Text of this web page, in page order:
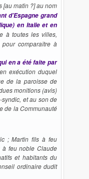
[au matin ?] au nom
d’Espagne grand
en Italie et en
à toutes les villes,
comparaître à
en a été faite par
exécution duquel
de la paroisse de
monitions (avis)
et au son de
de la Communauté
; Martin fils à feu
à feu noble Claude
et habitants du
ordinaire dudit